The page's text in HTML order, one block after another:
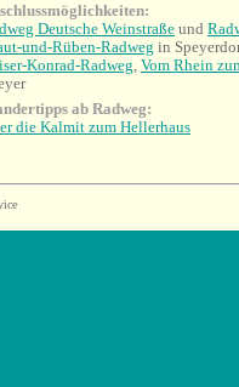
Deutsche Weinstraße und
und-Rüben-Radweg in
Konrad-Radweg, Vom Rhein
ab Radweg:
die Kalmit zum Hellerhaus